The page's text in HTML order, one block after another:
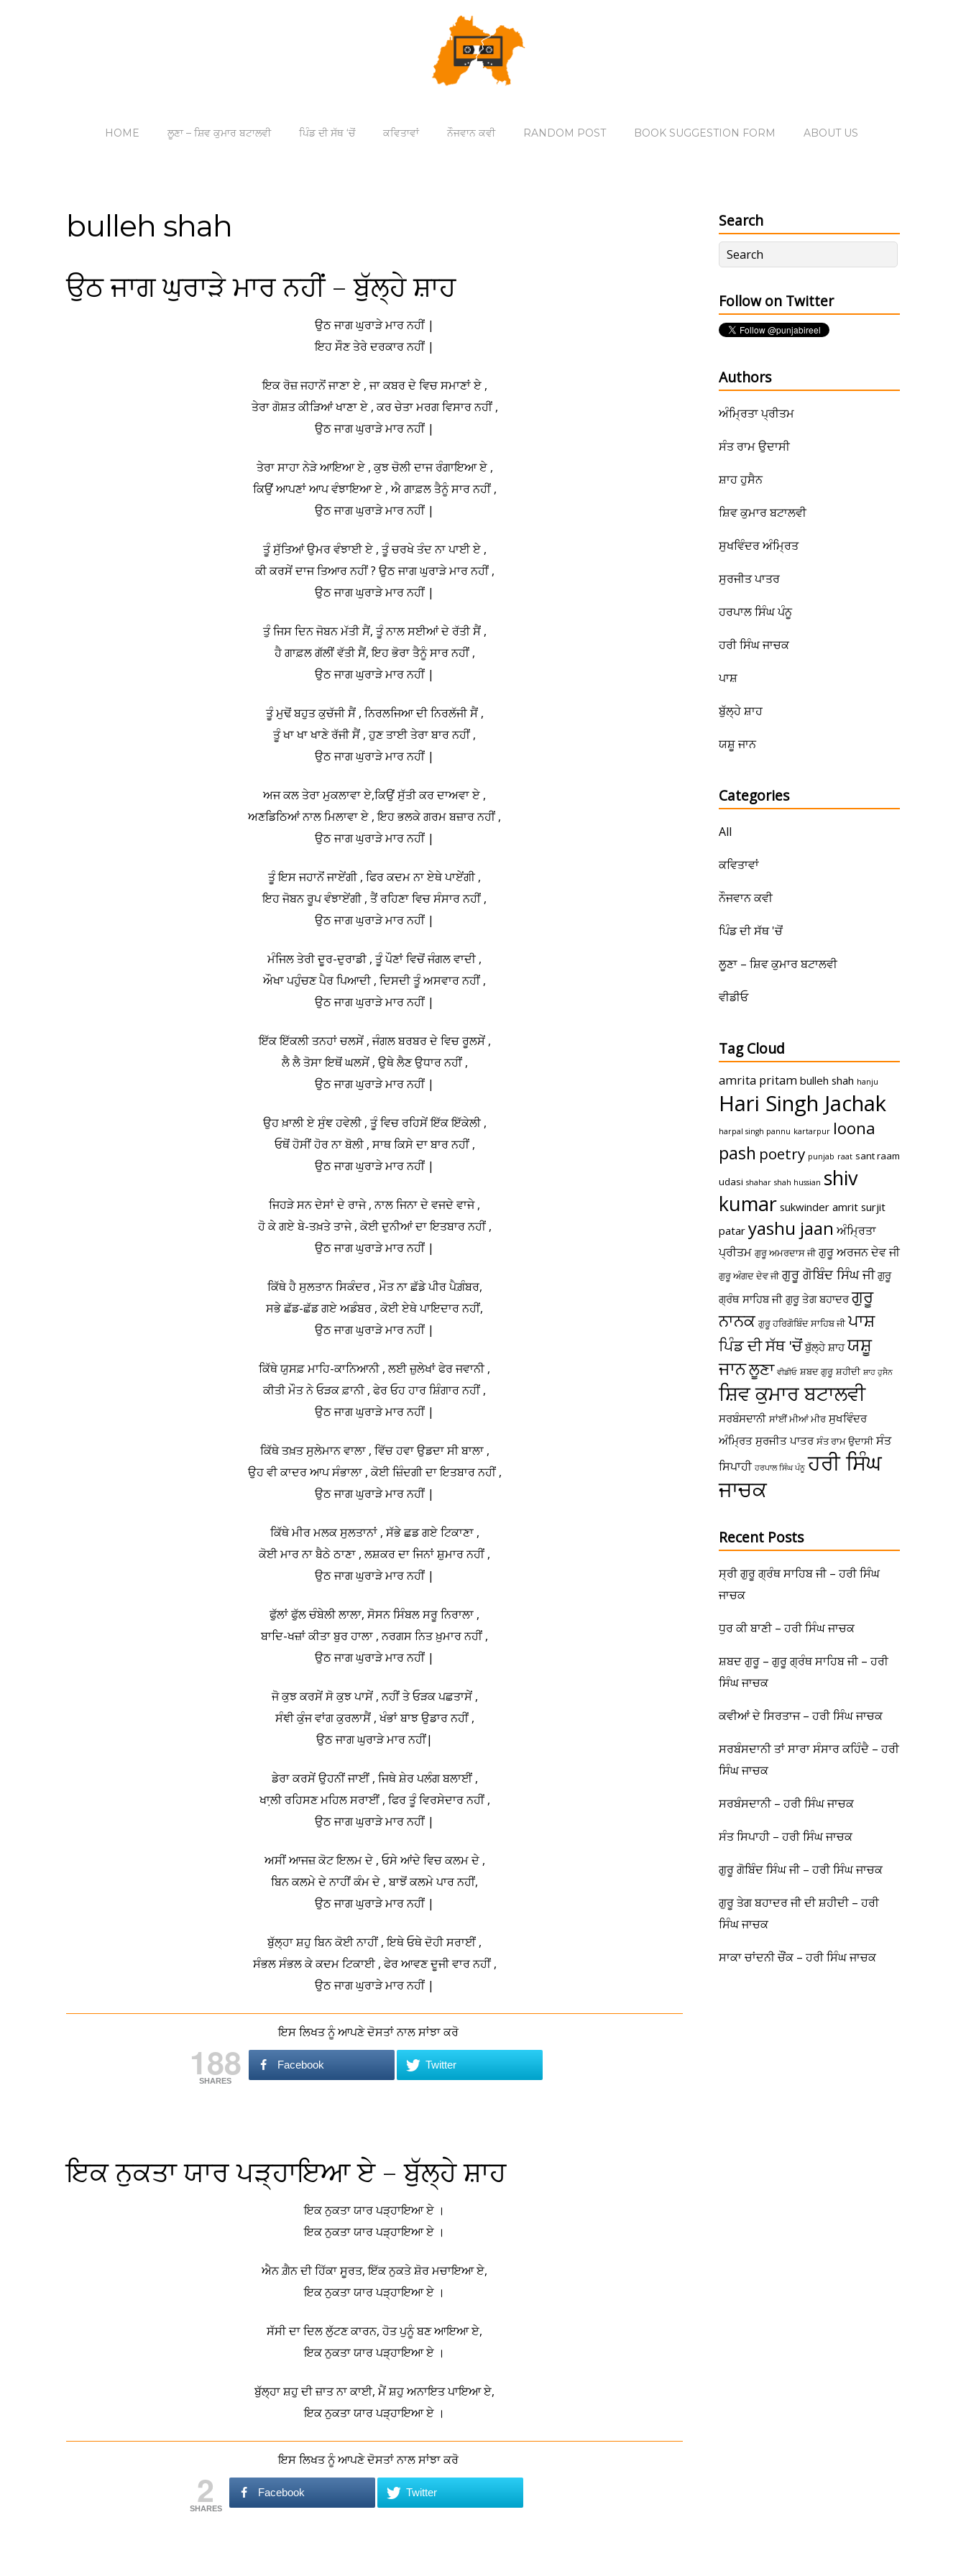
HOME ਲੂਣਾ – ਸ਼ਿਵ ਕੁਮਾਰ ਬਟਾਲਵੀ ਪਿੰਡ ਦੀ ਸੱਥ ‘ਚੋਂ ਕਵਿਤਾਵਾਂ ਨੌਜਵਾਨ ਕਵੀ RANDOM POST BOOK SUGGESTION FORM ABOUT US
bulleh shah
ਉਠ ਜਾਗ ਘੁਰਾੜੇ ਮਾਰ ਨਹੀਂ – ਬੁੱਲ੍ਹੇ ਸ਼ਾਹ
ਉਠ ਜਾਗ ਘੁਰਾੜੇ ਮਾਰ ਨਹੀਂ |
ਇਹ ਸੌਣ ਤੇਰੇ ਦਰਕਾਰ ਨਹੀਂ |
ਇਕ ਰੋਜ਼ ਜਹਾਨੋਂ ਜਾਣਾ ਏ , ਜਾ ਕਬਰ ਦੇ ਵਿਚ ਸਮਾਣਾਂ ਏ ,
ਤੇਰਾ ਗੋਸ਼ਤ ਕੀੜਿਆਂ ਖਾਣਾ ਏ , ਕਰ ਚੇਤਾ ਮਰਗ ਵਿਸਾਰ ਨਹੀਂ ,
ਉਠ ਜਾਗ ਘੁਰਾੜੇ ਮਾਰ ਨਹੀਂ |
ਤੇਰਾ ਸਾਹਾ ਨੇੜੇ ਆਇਆ ਏ , ਕੁਝ ਚੋਲੀ ਦਾਜ ਰੰਗਾਇਆ ਏ ,
ਕਿਉਂ ਆਪਣਾਂ ਆਪ ਵੰਝਾਇਆ ਏ , ਐ ਗਾਫ਼ਲ ਤੈਨੂੰ ਸਾਰ ਨਹੀਂ ,
ਉਠ ਜਾਗ ਘੁਰਾੜੇ ਮਾਰ ਨਹੀਂ |
ਤੂੰ ਸੁੱਤਿਆਂ ਉਮਰ ਵੰਝਾਈ ਏ , ਤੂੰ ਚਰਖੇ ਤੰਦ ਨਾ ਪਾਈ ਏ ,
ਕੀ ਕਰਸੇਂ ਦਾਜ ਤਿਆਰ ਨਹੀਂ ? ਉਠ ਜਾਗ ਘੁਰਾੜੇ ਮਾਰ ਨਹੀਂ ,
ਉਠ ਜਾਗ ਘੁਰਾੜੇ ਮਾਰ ਨਹੀਂ |
ਤੁੰ ਜਿਸ ਦਿਨ ਜੋਬਨ ਮੱਤੀ ਸੈਂ, ਤੂੰ ਨਾਲ ਸਈਆਂ ਦੇ ਰੱਤੀ ਸੈਂ ,
ਹੈ ਗਾਫ਼ਲ ਗੱਲੀਂ ਵੱਤੀ ਸੈਂ, ਇਹ ਭੋਰਾ ਤੈਨੂੰ ਸਾਰ ਨਹੀਂ ,
ਉਠ ਜਾਗ ਘੁਰਾੜੇ ਮਾਰ ਨਹੀਂ |
ਤੂੰ ਮੁਢੋਂ ਬਹੁਤ ਕੁਚੱਜੀ ਸੈਂ , ਨਿਰਲਜਿਆ ਦੀ ਨਿਰਲੱਜੀ ਸੈਂ ,
ਤੂੰ ਖਾ ਖਾ ਖਾਣੇ ਰੱਜੀ ਸੈਂ , ਹੁਣ ਤਾਈ ਤੇਰਾ ਬਾਰ ਨਹੀਂ ,
ਉਠ ਜਾਗ ਘੁਰਾੜੇ ਮਾਰ ਨਹੀਂ |
ਅਜ ਕਲ ਤੇਰਾ ਮੁਕਲਾਵਾ ਏ,ਕਿਉਂ ਸੁੱਤੀ ਕਰ ਦਾਅਵਾ ਏ ,
ਅਣਡਿਠਿਆਂ ਨਾਲ ਮਿਲਾਵਾ ਏ , ਇਹ ਭਲਕੇ ਗਰਮ ਬਜ਼ਾਰ ਨਹੀਂ ,
ਉਠ ਜਾਗ ਘੁਰਾੜੇ ਮਾਰ ਨਹੀਂ |
ਤੂੰ ਇਸ ਜਹਾਨੋਂ ਜਾਏਂਗੀ , ਫਿਰ ਕਦਮ ਨਾ ਏਥੇ ਪਾਏਂਗੀ ,
ਇਹ ਜੋਬਨ ਰੂਪ ਵੰਝਾਏਂਗੀ , ਤੈਂ ਰਹਿਣਾ ਵਿਚ ਸੰਸਾਰ ਨਹੀਂ ,
ਉਠ ਜਾਗ ਘੁਰਾੜੇ ਮਾਰ ਨਹੀਂ |
ਮੰਜਿਲ ਤੇਰੀ ਦੂਰ-ਦੁਰਾਡੀ , ਤੂੰ ਪੌਣਾਂ ਵਿਚੋਂ ਜੰਗਲ ਵਾਦੀ ,
ਔਖਾ ਪਹੁੰਚਣ ਪੈਰ ਪਿਆਦੀ , ਦਿਸਦੀ ਤੂੰ ਅਸਵਾਰ ਨਹੀਂ ,
ਉਠ ਜਾਗ ਘੁਰਾੜੇ ਮਾਰ ਨਹੀਂ |
ਇੱਕ ਇੱਕਲੀ ਤਨਹਾਂ ਚਲਸੇਂ , ਜੰਗਲ ਬਰਬਰ ਦੇ ਵਿਚ ਰੂਲਸੇਂ ,
ਲੈ ਲੈ ਤੋਸਾ ਇਥੋਂ ਘਲਸੇਂ , ਉਥੇ ਲੈਣ ਉਧਾਰ ਨਹੀਂ ,
ਉਠ ਜਾਗ ਘੁਰਾੜੇ ਮਾਰ ਨਹੀਂ |
ਉਹ ਖ਼ਾਲੀ ਏ ਸੁੰਞ ਹਵੇਲੀ , ਤੂੰ ਵਿਚ ਰਹਿਸੇਂ ਇੱਕ ਇੱਕੇਲੀ ,
ਓਥੋਂ ਹੋਸੀਂ ਹੋਰ ਨਾ ਬੋਲੀ , ਸਾਥ ਕਿਸੇ ਦਾ ਬਾਰ ਨਹੀਂ ,
ਉਠ ਜਾਗ ਘੁਰਾੜੇ ਮਾਰ ਨਹੀਂ |
ਜਿਹੜੇ ਸਨ ਦੇਸਾਂ ਦੇ ਰਾਜੇ , ਨਾਲ ਜਿਨਾ ਦੇ ਵਜਦੇ ਵਾਜੇ ,
ਹੋ ਕੇ ਗਏ ਬੇ-ਤਖ਼ਤੇ ਤਾਜੇ , ਕੋਈ ਦੁਨੀਆਂ ਦਾ ਇਤਬਾਰ ਨਹੀਂ ,
ਉਠ ਜਾਗ ਘੁਰਾੜੇ ਮਾਰ ਨਹੀਂ |
ਕਿੱਥੇ ਹੈ ਸੁਲਤਾਨ ਸਿਕੰਦਰ , ਮੌਤ ਨਾ ਛੱਡੇ ਪੀਰ ਪੈਗ਼ੰਬਰ,
ਸਭੇ ਛੱਡ-ਛੱਡ ਗਏ ਅਡੰਬਰ , ਕੋਈ ਏਥੇ ਪਾਇਦਾਰ ਨਹੀਂ,
ਉਠ ਜਾਗ ਘੁਰਾੜੇ ਮਾਰ ਨਹੀਂ |
ਕਿੱਥੇ ਯੁਸਫ਼ ਮਾਹਿ-ਕਾਨਿਆਨੀ , ਲਈ ਜ਼ੁਲੇਖਾਂ ਫੇਰ ਜਵਾਨੀ ,
ਕੀਤੀ ਮੌਤ ਨੇ ਓੜਕ ਫ਼ਾਨੀ , ਫੇਰ ਓਹ ਹਾਰ ਸ਼ਿੰਗਾਰ ਨਹੀਂ ,
ਉਠ ਜਾਗ ਘੁਰਾੜੇ ਮਾਰ ਨਹੀਂ |
ਕਿੱਥੇ ਤਖ਼ਤ ਸੁਲੇਮਾਨ ਵਾਲਾ , ਵਿੱਚ ਹਵਾ ਉਡਦਾ ਸੀ ਬਾਲਾ ,
ਉਹ ਵੀ ਕਾਦਰ ਆਪ ਸੰਭਾਲਾ , ਕੋਈ ਜ਼ਿੰਦਗੀ ਦਾ ਇਤਬਾਰ ਨਹੀਂ ,
ਉਠ ਜਾਗ ਘੁਰਾੜੇ ਮਾਰ ਨਹੀਂ |
ਕਿੱਥੇ ਮੀਰ ਮਲਕ ਸੁਲਤਾਨਾਂ , ਸੱਭੇ ਛਡ ਗਏ ਟਿਕਾਣਾ ,
ਕੋਈ ਮਾਰ ਨਾ ਬੈਠੇ ਠਾਣਾ , ਲਸ਼ਕਰ ਦਾ ਜਿਨਾਂ ਸ਼ੁਮਾਰ ਨਹੀਂ ,
ਉਠ ਜਾਗ ਘੁਰਾੜੇ ਮਾਰ ਨਹੀਂ |
ਫੁੱਲਾਂ ਫੁੱਲ ਚੰਬੇਲੀ ਲਾਲਾ, ਸੋਸਨ ਸਿੰਬਲ ਸਰੂ ਨਿਰਾਲਾ ,
ਬਾਦਿ-ਖਜ਼ਾਂ ਕੀਤਾ ਬੁਰ ਹਾਲਾ , ਨਰਗਸ ਨਿਤ ਖ਼ੁਮਾਰ ਨਹੀਂ ,
ਉਠ ਜਾਗ ਘੁਰਾੜੇ ਮਾਰ ਨਹੀਂ |
ਜੋ ਕੁਝ ਕਰਸੇਂ ਸੋ ਕੁਝ ਪਾਸੇਂ , ਨਹੀਂ ਤੇ ਓੜਕ ਪਛਤਾਸੇਂ ,
ਸੰਞੀ ਕੁੰਜ ਵਾਂਗ ਕੁਰਲਾਸੈਂ , ਖੰਭਾਂ ਬਾਝ ਉਡਾਰ ਨਹੀਂ ,
ਉਠ ਜਾਗ ਘੁਰਾੜੇ ਮਾਰ ਨਹੀਂ|
ਡੇਰਾ ਕਰਸੇਂ ਉਹਨੀਂ ਜਾਈਂ , ਜਿਥੇ ਸ਼ੇਰ ਪਲੰਗ ਬਲਾਈਂ ,
ਖਾ਼ਲੀ ਰਹਿਸਣ ਮਹਿਲ ਸਰਾਈਂ , ਫਿਰ ਤੂੰ ਵਿਰਸੇਦਾਰ ਨਹੀਂ ,
ਉਠ ਜਾਗ ਘੁਰਾੜੇ ਮਾਰ ਨਹੀਂ |
ਅਸੀਂ ਆਜਜ਼ ਕੋਟ ਇਲਮ ਦੇ , ਓਸੇ ਆਂਦੇ ਵਿਚ ਕਲਮ ਦੇ ,
ਬਿਨ ਕਲਮੇ ਦੇ ਨਾਹੀਂ ਕੰਮ ਦੇ , ਬਾਝੋਂ ਕਲਮੇ ਪਾਰ ਨਹੀਂ,
ਉਠ ਜਾਗ ਘੁਰਾੜੇ ਮਾਰ ਨਹੀਂ |
ਬੁੱਲ੍ਹਾ ਸ਼ਹੁ ਬਿਨ ਕੋਈ ਨਾਹੀਂ , ਇਥੇ ਓਥੇ ਦੋਹੀ ਸਰਾਈਂ ,
ਸੰਭਲ ਸੰਭਲ ਕੇ ਕਦਮ ਟਿਕਾਈ , ਫੇਰ ਆਵਣ ਦੂਜੀ ਵਾਰ ਨਹੀਂ ,
ਉਠ ਜਾਗ ਘੁਰਾੜੇ ਮਾਰ ਨਹੀਂ |
ਇਸ ਲਿਖਤ ਨੂੰ ਆਪਣੇ ਦੋਸਤਾਂ ਨਾਲ ਸਾਂਝਾ ਕਰੋ
188
SHARES
Facebook Twitter
ਇਕ ਨੁਕਤਾ ਯਾਰ ਪੜ੍ਹਾਇਆ ਏ – ਬੁੱਲ੍ਹੇ ਸ਼ਾਹ
ਇਕ ਨੁਕਤਾ ਯਾਰ ਪੜ੍ਹਾਇਆ ਏ ।
ਇਕ ਨੁਕਤਾ ਯਾਰ ਪੜ੍ਹਾਇਆ ਏ ।
ਐਨ ਗ਼ੈਨ ਦੀ ਹਿੱਕਾ ਸੂਰਤ, ਇੱਕ ਨੁਕਤੇ ਸ਼ੋਰ ਮਚਾਇਆ ਏ,
ਇਕ ਨੁਕਤਾ ਯਾਰ ਪੜ੍ਹਾਇਆ ਏ ।
ਸੱਸੀ ਦਾ ਦਿਲ ਲੁੱਟਣ ਕਾਰਨ, ਹੋਤ ਪੁਨੂੰ ਬਣ ਆਇਆ ਏ,
ਇਕ ਨੁਕਤਾ ਯਾਰ ਪੜ੍ਹਾਇਆ ਏ ।
ਬੁੱਲ੍ਹਾ ਸ਼ਹੁ ਦੀ ਜ਼ਾਤ ਨਾ ਕਾਈ, ਮੈਂ ਸ਼ਹੁ ਅਨਾਇਤ ਪਾਇਆ ਏ,
ਇਕ ਨੁਕਤਾ ਯਾਰ ਪੜ੍ਹਾਇਆ ਏ ।
ਇਸ ਲਿਖਤ ਨੂੰ ਆਪਣੇ ਦੋਸਤਾਂ ਨਾਲ ਸਾਂਝਾ ਕਰੋ
2
SHARES
Facebook Twitter
Search
Follow on Twitter
Authors
ਅੰਮ੍ਰਿਤਾ ਪ੍ਰੀਤਮ
ਸੰਤ ਰਾਮ ਉਦਾਸੀ
ਸ਼ਾਹ ਹੁਸੈਨ
ਸ਼ਿਵ ਕੁਮਾਰ ਬਟਾਲਵੀ
ਸੁਖਵਿੰਦਰ ਅੰਮ੍ਰਿਤ
ਸੁਰਜੀਤ ਪਾਤਰ
ਹਰਪਾਲ ਸਿੰਘ ਪੰਨੂ
ਹਰੀ ਸਿੰਘ ਜਾਚਕ
ਪਾਸ਼
ਬੁੱਲ੍ਹੇ ਸ਼ਾਹ
ਯਸ਼ੂ ਜਾਨ
Categories
All
ਕਵਿਤਾਵਾਂ
ਨੌਜਵਾਨ ਕਵੀ
ਪਿੰਡ ਦੀ ਸੱਥ 'ਚੋਂ
ਲੂਣਾ – ਸ਼ਿਵ ਕੁਮਾਰ ਬਟਾਲਵੀ
ਵੀਡੀਓ
Tag Cloud
amrita pritam bulleh shah hanju
Hari Singh Jachak
harpal singh pannu kartarpur loona
pash poetry punjab raat sant raam
udasi shahar shah hussian shiv
kumar sukwinder amrit surjit
patar yashu jaan ਅੰਮ੍ਰਿਤਾ
ਪ੍ਰੀਤਮ ਗੁਰੂ ਅਮਰਦਾਸ ਜੀ ਗੁਰੂ ਅਰਜਨ ਦੇਵ ਜੀ
ਗੁਰੂ ਅੰਗਦ ਦੇਵ ਜੀ ਗੁਰੂ ਗੋਬਿੰਦ ਸਿੰਘ ਜੀ ਗੁਰੂ
ਗ੍ਰੰਥ ਸਾਹਿਬ ਜੀ ਗੁਰੂ ਤੇਗ ਬਹਾਦਰ ਗੁਰੂ
ਨਾਨਕ ਗੁਰੂ ਹਰਿਗੋਬਿੰਦ ਸਾਹਿਬ ਜੀ ਪਾਸ਼
ਪਿੰਡ ਦੀ ਸੱਥ 'ਚੋਂ ਬੁੱਲ੍ਹੇ ਸ਼ਾਹ ਯਸ਼ੂ
ਜਾਨਲੂਣਾ ਵੀਡੀਓ ਸ਼ਬਦ ਗੁਰੂ ਸ਼ਹੀਦੀ ਸ਼ਾਹ ਹੁਸੈਨ
ਸ਼ਿਵ ਕੁਮਾਰ ਬਟਾਲਵੀ
ਸਰਬੰਸਦਾਨੀ ਸਾਂਈਂ ਮੀਆਂ ਮੀਰ ਸੁਖਵਿੰਦਰ
ਅੰਮ੍ਰਿਤ ਸੁਰਜੀਤ ਪਾਤਰ ਸੰਤ ਰਾਮ ਉਦਾਸੀ ਸੰਤ
ਸਿਪਾਹੀ ਹਰਪਾਲ ਸਿੰਘ ਪੰਨੂ ਹਰੀ ਸਿੰਘ
ਜਾਚਕ
Recent Posts
ਸ੍ਰੀ ਗੁਰੂ ਗ੍ਰੰਥ ਸਾਹਿਬ ਜੀ – ਹਰੀ ਸਿੰਘ
ਜਾਚਕ
ਧੁਰ ਕੀ ਬਾਣੀ – ਹਰੀ ਸਿੰਘ ਜਾਚਕ
ਸ਼ਬਦ ਗੁਰੂ – ਗੁਰੂ ਗ੍ਰੰਥ ਸਾਹਿਬ ਜੀ – ਹਰੀ
ਸਿੰਘ ਜਾਚਕ
ਕਵੀਆਂ ਦੇ ਸਿਰਤਾਜ – ਹਰੀ ਸਿੰਘ ਜਾਚਕ
ਸਰਬੰਸਦਾਨੀ ਤਾਂ ਸਾਰਾ ਸੰਸਾਰ ਕਹਿੰਦੈ – ਹਰੀ
ਸਿੰਘ ਜਾਚਕ
ਸਰਬੰਸਦਾਨੀ – ਹਰੀ ਸਿੰਘ ਜਾਚਕ
ਸੰਤ ਸਿਪਾਹੀ – ਹਰੀ ਸਿੰਘ ਜਾਚਕ
ਗੁਰੂ ਗੋਬਿੰਦ ਸਿੰਘ ਜੀ – ਹਰੀ ਸਿੰਘ ਜਾਚਕ
ਗੁਰੂ ਤੇਗ ਬਹਾਦਰ ਜੀ ਦੀ ਸ਼ਹੀਦੀ – ਹਰੀ
ਸਿੰਘ ਜਾਚਕ
ਸਾਕਾ ਚਾਂਦਨੀ ਚੌਂਕ – ਹਰੀ ਸਿੰਘ ਜਾਚਕ